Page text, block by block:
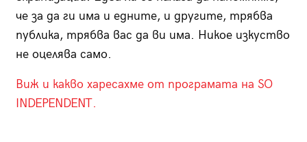
че за да ги има и едните, и другите, трябва
публика, трябва вас да ви има. Никое изкуство
не оцелява само.
Виж и какво харесахме от програмата на SO
INDEPENDENT.